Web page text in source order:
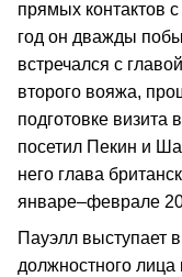
прямых контактов
год он дважды
встречался с
второго вояжа,
подготовке визита
посетил Пекин и
него глава
январе–феврале
Пауэлл выступает
должностного лица